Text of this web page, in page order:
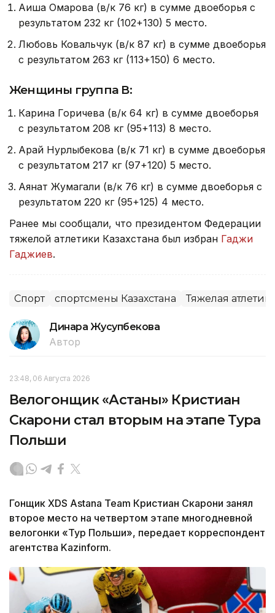
Аиша Омарова (в/к 76 кг) в сумме двоеборья с
результатом 232 кг (102+130) 5 место.
Любовь Ковальчук (в/к 87 кг) в сумме двоеборья
с результатом 263 кг (113+150) 6 место.
Женщины группа В:
Карина Горичева (в/к 64 кг) в сумме двоеборья
с результатом 208 кг (95+113) 8 место.
Арай Нурлыбекова (в/к 71 кг) в сумме двоеборья
с результатом 217 кг (97+120) 5 место.
Аянат Жумагали (в/к 76 кг) в сумме двоеборья с
результатом 220 кг (95+125) 4 место.
Ранее мы сообщали, что президентом Федерации
тяжелой атлетики Казахстана был избран Гаджи
Гаджиев.
Спорт спортсмены Казахстана Тяжелая
Динара Жусупбекова
Автор
23:48, 06 Августа 2026
Велогонщик «Астаны» Кристиан
Скарони стал вторым на этапе Тура
Польши
Гонщик XDS Astana Team Кристиан Скарони занял
второе место на четвертом этапе многодневной
велогонки «Тур Польши», передает корреспондент
агентства Kazinform.